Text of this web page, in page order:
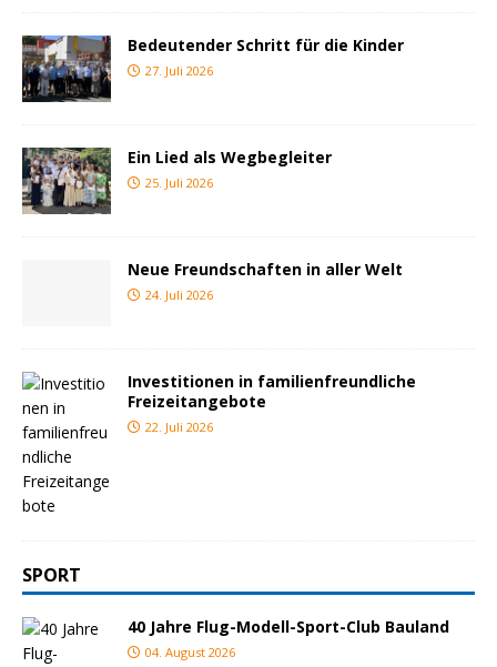
Bedeutender Schritt für die Kinder
27. Juli 2026
Ein Lied als Wegbegleiter
25. Juli 2026
Neue Freundschaften in aller Welt
24. Juli 2026
Investitionen in familienfreundliche
Freizeitangebote
22. Juli 2026
SPORT
40 Jahre Flug-Modell-Sport-Club Bauland
04. August 2026